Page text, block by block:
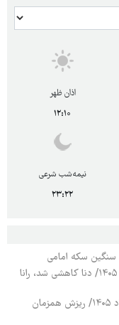
اذان ظهر
۱۲:۱۰
نیمه‌شب شرعی
۲۳:۲۲
قیمت محصولات ایران خودرو پنج‌شنبه ۸ مرداد ۱۴۰۵/ دنا کاهشی شد، رانا
قیمت محصولات ایران خودرو چهارشنبه ۱۴ مرداد ۱۴۰۵/ ریزش همزمان